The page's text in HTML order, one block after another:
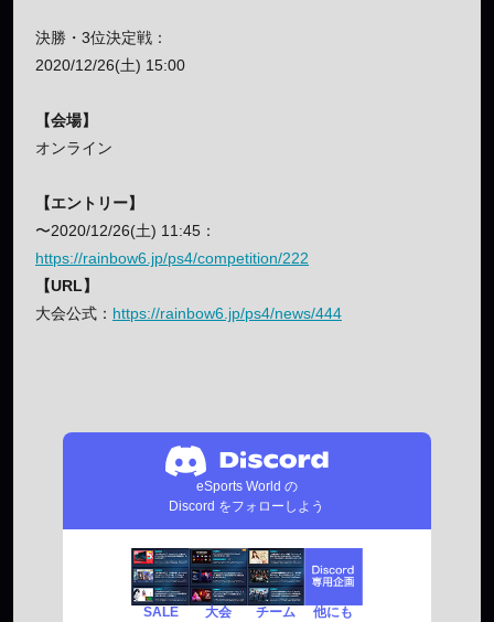
決勝・3位決定戦：
2020/12/26(土) 15:00
【会場】
オンライン
【エントリー】
〜2020/12/26(土) 11:45：
https://rainbow6.jp/ps4/competition/222
【URL】
大会公式： https://rainbow6.jp/ps4/news/444
eSports World の
Discord をフォローしよう
SALE 大会 チーム 他にも